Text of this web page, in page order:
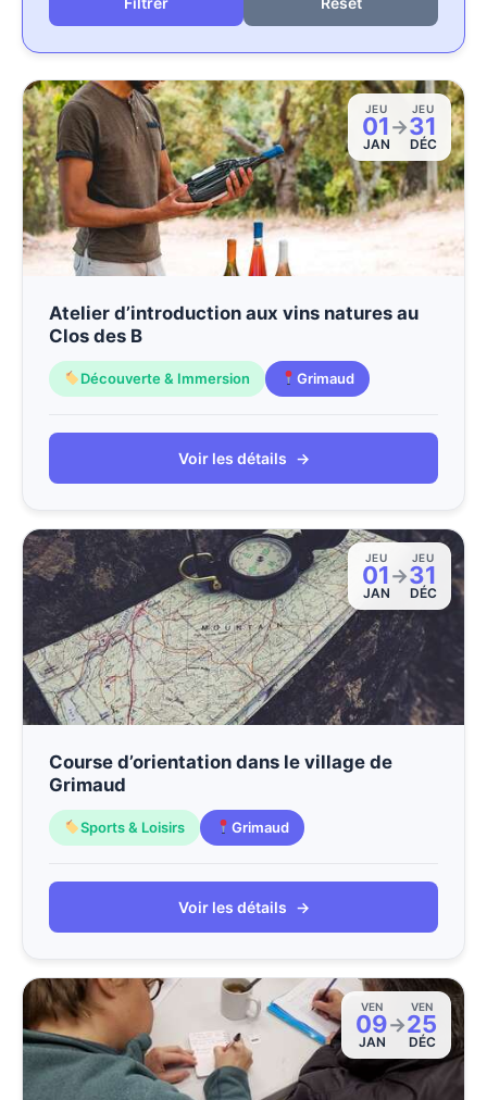
JEU
01
JAN
→
JEU
31
DÉC
Atelier d’introduction aux vins natures au
Clos des B
Découverte & Immersion Grimaud
Voir les détails →
JEU
01
JAN
→
JEU
31
DÉC
Course d’orientation dans le village de
Grimaud
Sports & Loisirs Grimaud
Voir les détails →
VEN
09
JAN
→
VEN
25
DÉC